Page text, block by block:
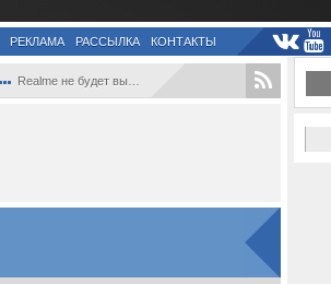
РЕКЛАМА РАССЫЛКА КОНТАКТЫ
Realme не будет выпускать складные смарт...